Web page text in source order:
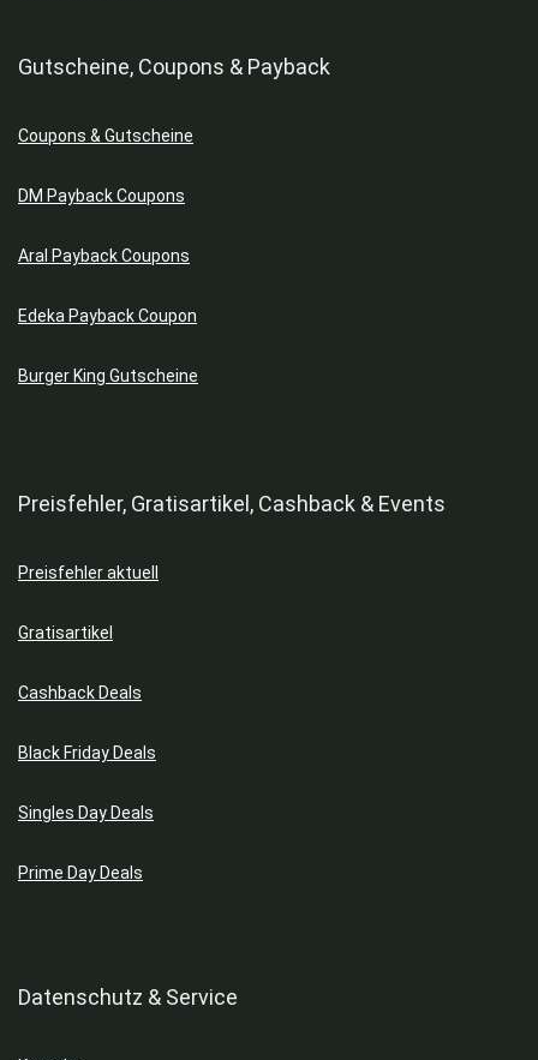
Gutscheine, Coupons & Payback
Coupons & Gutscheine
DM Payback Coupons
Aral Payback Coupons
Edeka Payback Coupon
Burger King Gutscheine
Preisfehler, Gratisartikel, Cashback & Events
Preisfehler aktuell
Gratisartikel
Cashback Deals
Black Friday Deals
Singles Day Deals
Prime Day Deals
Datenschutz & Service